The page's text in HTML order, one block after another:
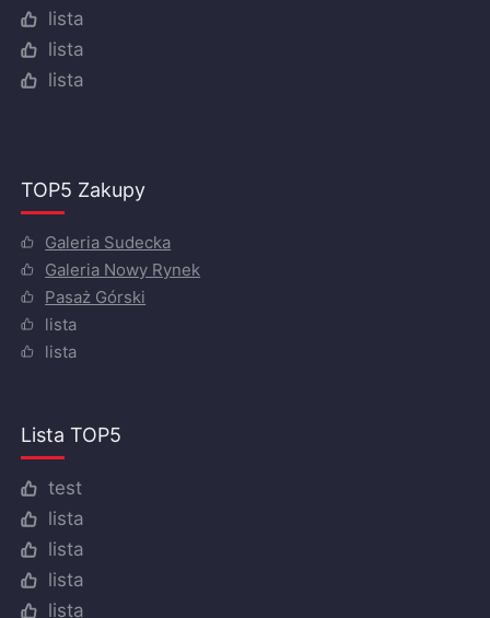
lista
lista
lista
TOP5 Zakupy
Galeria Sudecka
Galeria Nowy Rynek
Pasaż Górski
lista
lista
Lista TOP5
test
lista
lista
lista
lista